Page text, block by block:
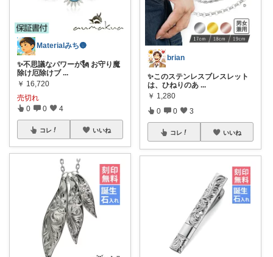
Materialみち🌚
✨不思議なパワーが🗽 お守り魔
除け厄除けブ ...
￥ 16,720
売切れ
0 0 4
コレ いいね
brian
✨このステンレスブレスレット
は、ひねりのあ ...
￥ 1,280
0 0 3
コレ いいね